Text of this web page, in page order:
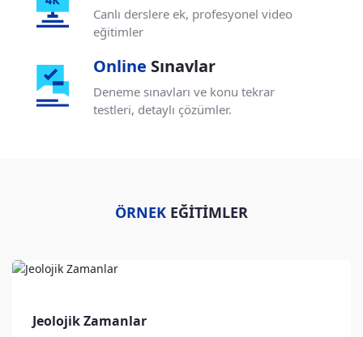
Canlı derslere ek, profesyonel video
eğitimler
Online Sınavlar
Deneme sınavları ve konu tekrar
testleri, detaylı çözümler.
ÖRNEK EĞİTİMLER
Jeolojik Zamanlar